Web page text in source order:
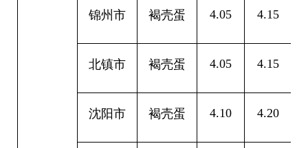
锦州市 褐壳蛋 4.05 4.15
北镇市 褐壳蛋 4.05 4.15
沈阳市 褐壳蛋 4.10 4.20